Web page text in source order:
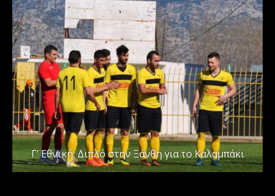
Γ’ Εθνική: Διπλό στην Ξάνθη για το Καλαμπάκι